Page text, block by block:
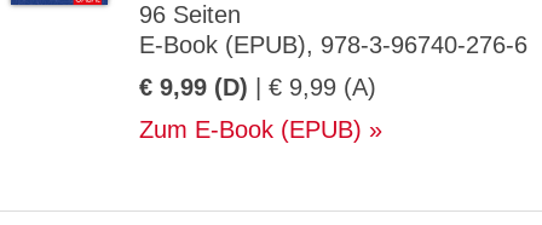
96 Seiten
E-Book (EPUB), 978-3-96740-276-6
€ 9,99 (D) | € 9,99 (A)
Zum E-Book (EPUB)